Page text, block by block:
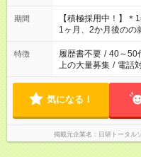
「余裕を持って夕飯
はプライベートの
いね。 ※Wワーク希望の方へ 今ご覧のお仕事で希望する勤務時
間と、もう1つのお
場合は応募できませ
期間
【積極採用中！】
1ヶ月、2か月後のの
特徴 履歴書不要 / 40～50
上の大量募集 / 電話
気になる！
掲載元企業名 日研トータル